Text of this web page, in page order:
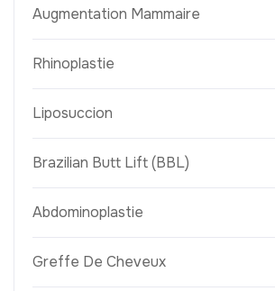
Augmentation Mammaire
Rhinoplastie
Liposuccion
Brazilian Butt Lift (BBL)
Abdominoplastie
Greffe De Cheveux